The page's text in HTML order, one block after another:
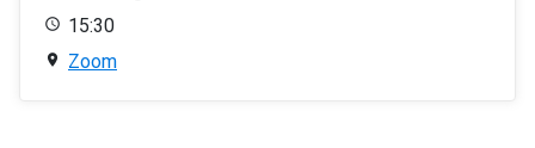
15:30
Zoom